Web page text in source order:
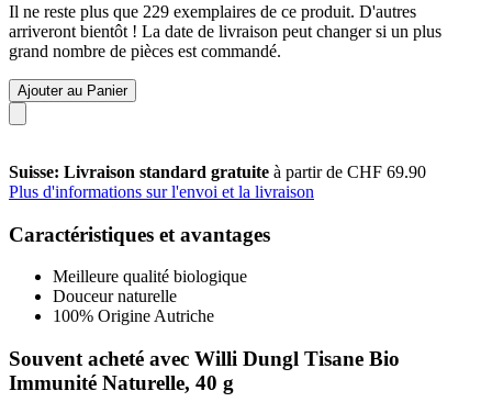
Il ne reste plus que 229 exemplaires de ce produit. D'autres
arriveront bientôt ! La date de livraison peut changer si un plus
grand nombre de pièces est commandé.
Ajouter au Panier
Suisse: Livraison standard gratuite à partir de CHF 69.90
Plus d'informations sur l'envoi et la livraison
Caractéristiques et avantages
Meilleure qualité biologique
Douceur naturelle
100% Origine Autriche
Souvent acheté avec Willi Dungl Tisane Bio
Immunité Naturelle, 40 g